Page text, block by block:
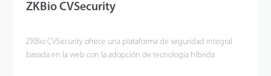
ZKBio CVSecurity
ZKBio CVSecurity ofrece una plataforma de seguridad integral
basada en la web con la adopción de tecnología híbrida